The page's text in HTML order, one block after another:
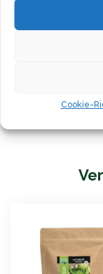
Cookie-
Richtlinien
nachhaltig und
Nach dem
trockener